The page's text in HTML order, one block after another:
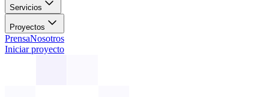
Servicios
Proyectos
PrensaNosotros
Iniciar proyecto